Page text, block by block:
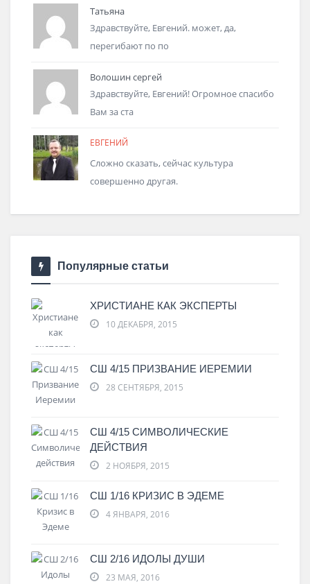
Татьяна
Здравствуйте, Евгений. может, да,
перегибают по по
Волошин сергей
Здравствуйте, Евгений! Огромное спасибо
Вам за ста
ЕВГЕНИЙ
Сложно сказать, сейчас культура
совершенно другая.
Популярные статьи
ХРИСТИАНЕ КАК ЭКСПЕРТЫ
10 ДЕКАБРЯ, 2015
СШ 4/15 ПРИЗВАНИЕ ИЕРЕМИИ
28 СЕНТЯБРЯ, 2015
СШ 4/15 СИМВОЛИЧЕСКИЕ
ДЕЙСТВИЯ
2 НОЯБРЯ, 2015
СШ 1/16 КРИЗИС В ЭДЕМЕ
4 ЯНВАРЯ, 2016
СШ 2/16 ИДОЛЫ ДУШИ
23 МАЯ, 2016